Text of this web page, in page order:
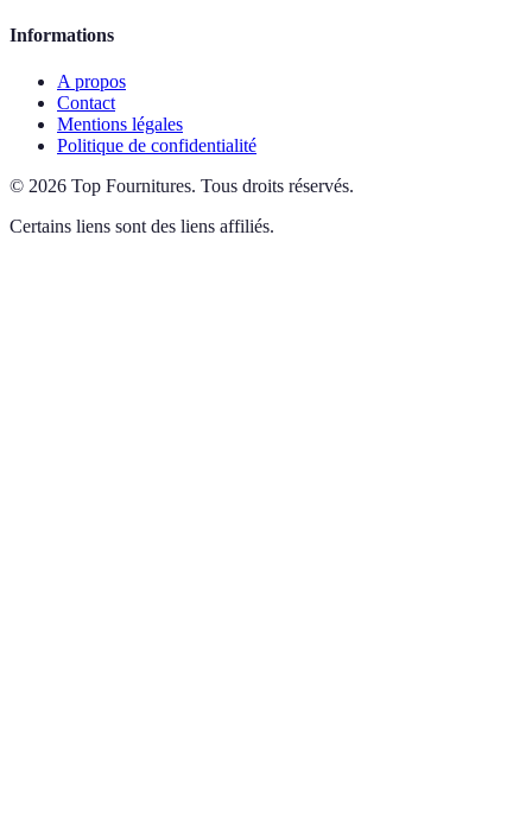
Informations
A propos
Contact
Mentions légales
Politique de confidentialité
© 2026 Top Fournitures. Tous droits réservés.
Certains liens sont des liens affiliés.